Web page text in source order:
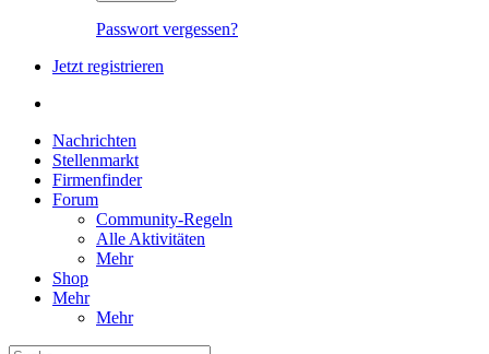
Passwort vergessen?
Jetzt registrieren
Nachrichten
Stellenmarkt
Firmenfinder
Forum
Community-Regeln
Alle Aktivitäten
Mehr
Shop
Mehr
Mehr